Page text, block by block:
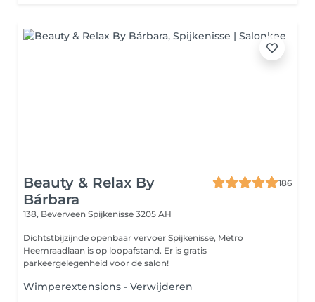
Beauty & Relax By
Bárbara
186
138, Beverveen Spijkenisse 3205 AH
Dichtstbijzijnde openbaar vervoer Spijkenisse, Metro
Heemraadlaan is op loopafstand. Er is gratis
parkeergelegenheid voor de salon!
Wimperextensions - Verwijderen